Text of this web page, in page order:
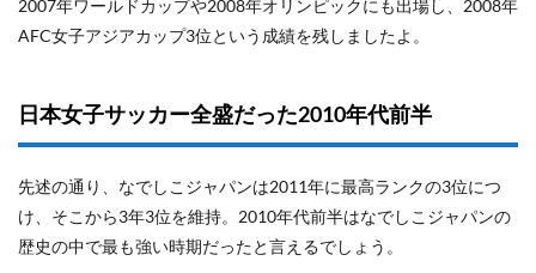
2007年ワールドカップや2008年オリンピックにも出場し、2008年
AFC女子アジアカップ3位という成績を残しましたよ。
日本女子サッカー全盛だった2010年代前半
先述の通り、なでしこジャパンは2011年に最高ランクの3位につ
け、そこから3年3位を維持。2010年代前半はなでしこジャパンの
歴史の中で最も強い時期だったと言えるでしょう。